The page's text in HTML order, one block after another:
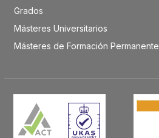
Grados
Másteres Universitarios
Másteres de Formación Permanente